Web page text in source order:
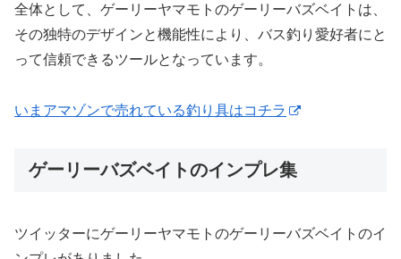
全体として、ゲーリーヤマモトのゲーリーバズベイトは、
その独特のデザインと機能性により、バス釣り愛好者にと
って信頼できるツールとなっています。
いまアマゾンで売れている釣り具はコチラ
ゲーリーバズベイトのインプレ集
ツイッターにゲーリーヤマモトのゲーリーバズベイトのイ